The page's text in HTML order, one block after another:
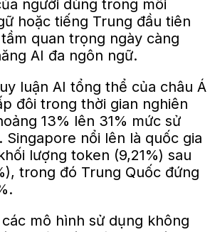
người dùng trong môi
hoặc tiếng Trung đầu tiên
quan trọng ngày càng
AI đa ngôn ngữ.
luận AI tổng thể của châu Á
đôi trong thời gian nghiên
13% lên 31% mức sử
Singapore nổi lên là quốc gia
lượng token (9,21%) sau
trong đó Trung Quốc đứng
mô hình sử dụng không